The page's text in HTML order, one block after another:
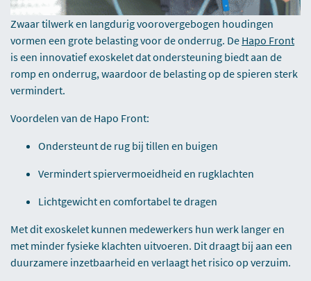
Zwaar tilwerk en langdurig voorovergebogen houdingen
vormen een grote belasting voor de onderrug. De Hapo Front
is een innovatief exoskelet dat ondersteuning biedt aan de
romp en onderrug, waardoor de belasting op de spieren sterk
vermindert.
Voordelen van de Hapo Front:
Ondersteunt de rug bij tillen en buigen
Vermindert spiervermoeidheid en rugklachten
Lichtgewicht en comfortabel te dragen
Met dit exoskelet kunnen medewerkers hun werk langer en
met minder fysieke klachten uitvoeren. Dit draagt bij aan een
duurzamere inzetbaarheid en verlaagt het risico op verzuim.